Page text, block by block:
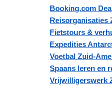
Booking.com
Reisorganisaties
Fietstours &
Expedities
Voetbal Zuid-
Spaans leren en
Vrijwilligerswerk